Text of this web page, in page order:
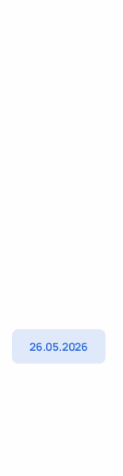
26.05.2026